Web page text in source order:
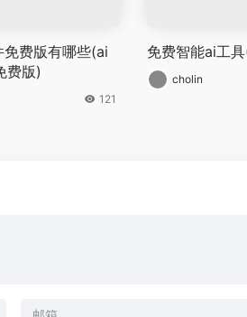
费版有哪些(ai
费版)
121
免费智能ai工
cholin